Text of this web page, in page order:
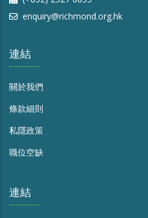
enquiry@richmond.org.hk
連結
關於我們
條款細則
私隱政策
職位空缺
連結